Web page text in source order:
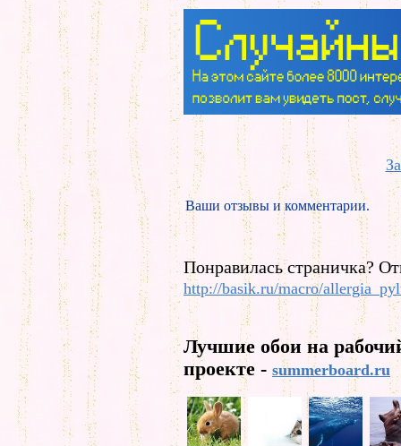
Ваши отзывы и комментарии.
Понравилась страничка?
http://basik.ru/macro/
Лучшие обои на
проекте - summerboard.ru